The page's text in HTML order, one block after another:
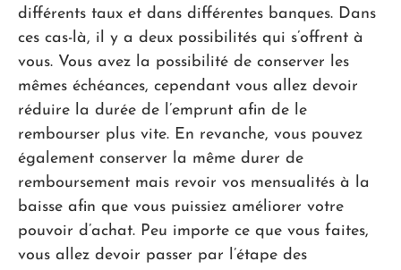
différents taux et dans différentes banques. Dans
ces cas-là, il y a deux possibilités qui s’offrent à
vous. Vous avez la possibilité de conserver les
mêmes échéances, cependant vous allez devoir
réduire la durée de l’emprunt afin de le
rembourser plus vite. En revanche, vous pouvez
également conserver la même durer de
remboursement mais revoir vos mensualités à la
baisse afin que vous puissiez améliorer votre
pouvoir d’achat. Peu importe ce que vous faites,
vous allez devoir passer par l’étape des